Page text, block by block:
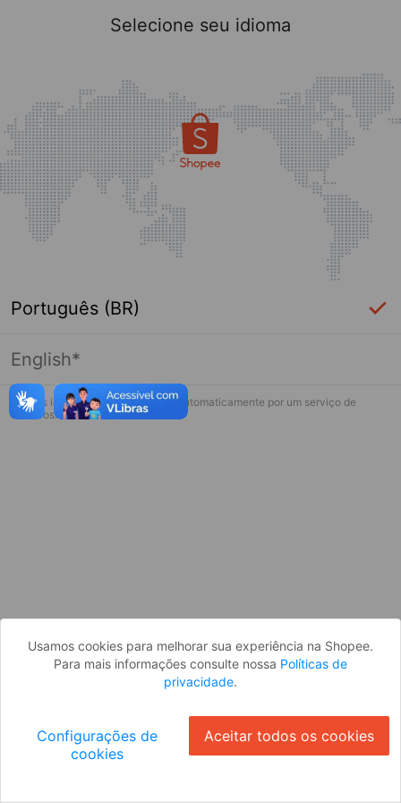
Página indisponível
Desculpe, algo deu errado. Faça login
Selecione seu idioma
Português (BR)
English*
* Esses idiomas serão traduzidos automaticamente por um serviço de
terceiros.
Usamos cookies para melhorar sua experiência na Shopee.
Para mais informações consulte nossa Políticas de
privacidade.
Configurações de
cookies
Aceitar todos os cookies